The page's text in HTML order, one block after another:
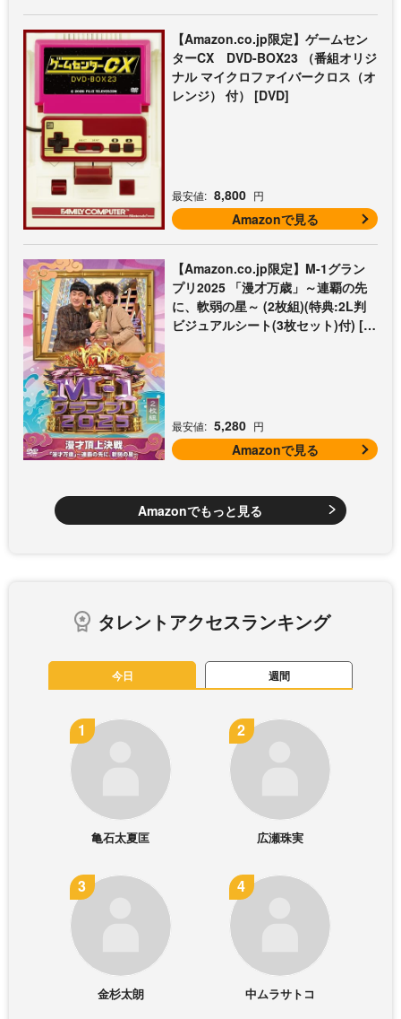
【Amazon.co.jp限定】ゲームセン
ターCX DVD-BOX23 （番組オリジ
ナル マイクロファイバークロス（オ
レンジ） 付） [DVD]
最安値: 8,800 円
Amazonで見る
【Amazon.co.jp限定】M-1グラン
プリ2025 「漫才万歳」～連覇の先
に、軟弱の星～ (2枚組)(特典:2L判
ビジュアルシート(3枚セット)付) [D
最安値: 5,280 円
Amazonで見る
Amazonでもっと見る
タレントアクセスランキング
今日 週間
亀石太夏匡 広瀬珠実
金杉太朗 中ムラサトコ